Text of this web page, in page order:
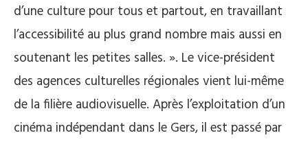
d’une culture pour tous et partout, en travaillant
l’accessibilité au plus grand nombre mais aussi en
soutenant les petites salles. ». Le vice-président
des agences culturelles régionales vient lui-même
de la filière audiovisuelle. Après l’exploitation d’un
cinéma indépendant dans le Gers, il est passé par